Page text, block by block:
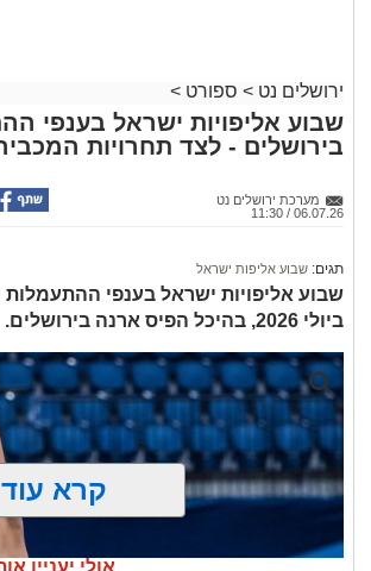
ירושלים נט > ספורט >
בירושלים - לצד תחרויות המכביה
מערכת ירושלים נט
06.07.26 / 11:30
תגים: שבוע אליפות ישראל
ביולי 2026, בהיכל הפיס ארנה בירושלים. כניסה לקהל הרחב חופשית
קרא עוד